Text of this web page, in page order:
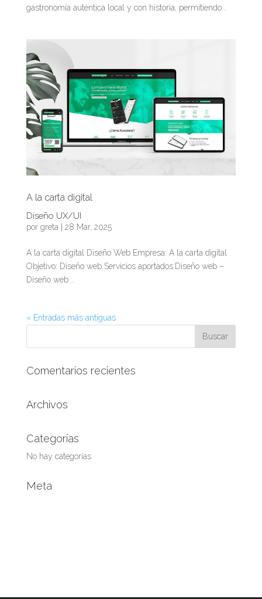
gastronomía auténtica local y con historia, permitiendo...
A la carta digital
Diseño UX/UI
por greta 28 Mar, 2025
A la carta digital Diseño Web Empresa: A la carta digital
Objetivo: Diseño web Servicios aportados:Diseño web –
Diseño web...
« Entradas más antiguas
Comentarios recientes
Archivos
Categorías
No hay categorías
Meta